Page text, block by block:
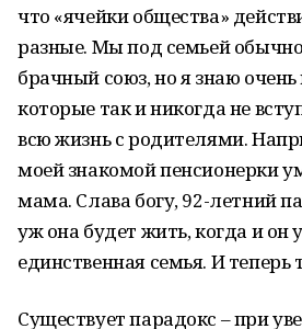
что «ячейки общества»
разные. Мы под семьей
брачный союз, но я знаю
которые так и никогда не
всю жизнь с родителями.
моей знакомой пенсионерки
мама. Слава богу, 92-летний
уж она будет жить, когда и он
единственная семья. И теперь
Существует парадокс – при